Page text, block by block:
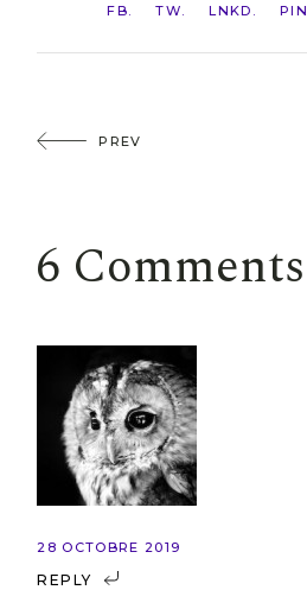
FB TW LNKD PIN
PREV
6 Comments
28 OCTOBRE 2019
REPLY